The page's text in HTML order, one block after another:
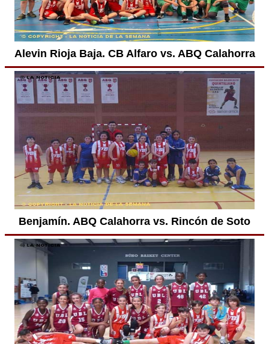
Alevin Rioja Baja. CB Alfaro vs. ABQ Calahorra
Benjamín. ABQ Calahorra vs. Rincón de Soto